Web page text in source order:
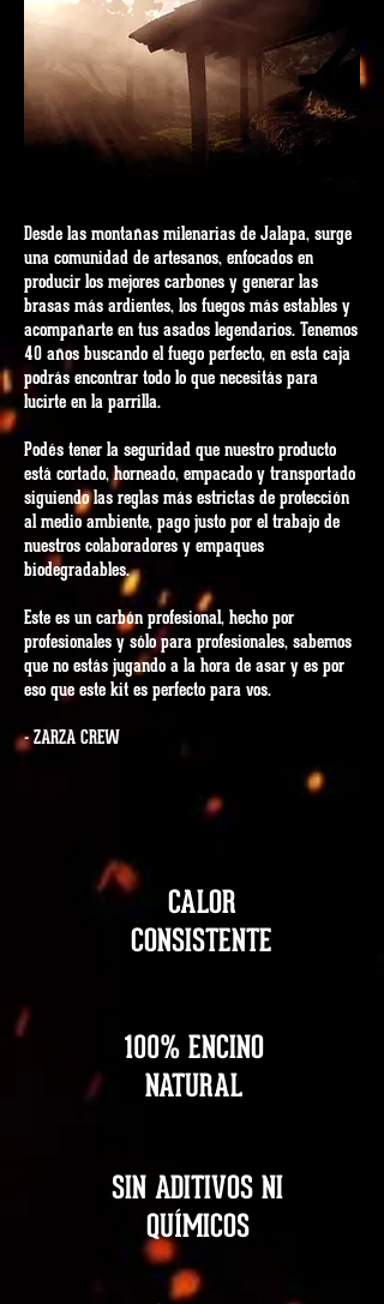
Desde las montañas milenarias de Jalapa, surge
una comunidad de artesanos, enfocados en
producir los mejores carbones y generar las
brasas más ardientes, los fuegos más estables y
acompañarte en tus asados legendarios. Tenemos
40 años buscando el fuego perfecto, en esta caja
podrás encontrar todo lo que necesitás para
lucirte en la parrilla.
Podés tener la seguridad que nuestro producto
está cortado, horneado, empacado y transportado
siguiendo las reglas más estrictas de protección
al medio ambiente, pago justo por el trabajo de
nuestros colaboradores y empaques
biodegradables.
Este es un carbón profesional, hecho por
profesionales y sólo para profesionales, sabemos
que no estás jugando a la hora de asar y es por
eso que este kit es perfecto para vos.
- ZARZA CREW
CALOR
CONSISTENTE
100% ENCINO
NATURAL
SIN ADITIVOS NI
QUÍMICOS